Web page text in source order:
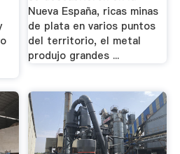
Nueva España, ricas minas
de plata en varios puntos
del territorio, el metal
produjo grandes ...